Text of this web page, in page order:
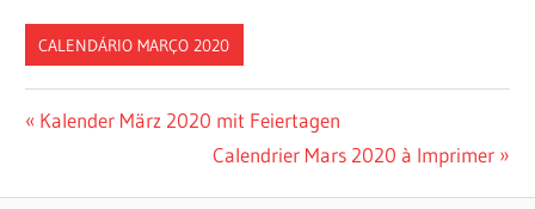
CALENDÁRIO MARÇO 2020
Post
Previous
Kalender März 2020 mit Feiertagen
Next
Calendrier Mars 2020 à Imprimer